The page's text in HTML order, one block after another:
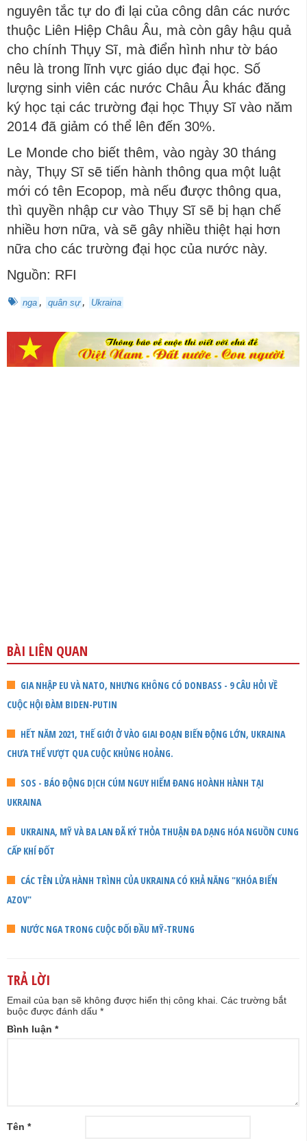
nguyên tắc tự do đi lại của công dân các nước
thuộc Liên Hiệp Châu Âu, mà còn gây hậu quả
cho chính Thụy Sĩ, mà điển hình như tờ báo
nêu là trong lĩnh vực giáo dục đại học. Số
lượng sinh viên các nước Châu Âu khác đăng
ký học tại các trường đại học Thụy Sĩ vào năm
2014 đã giảm có thể lên đến 30%.
Le Monde cho biết thêm, vào ngày 30 tháng
này, Thụy Sĩ sẽ tiến hành thông qua một luật
mới có tên Ecopop, mà nếu được thông qua,
thì quyền nhập cư vào Thụy Sĩ sẽ bị hạn chế
nhiều hơn nữa, và sẽ gây nhiều thiệt hại hơn
nữa cho các trường đại học của nước này.
Nguồn: RFI
nga , quân sự , Ukraina
BÀI LIÊN QUAN
GIA NHẬP EU VÀ NATO, NHƯNG KHÔNG CÓ DONBASS - 9 CÂU HỎI VỀ
CUỘC HỘI ĐÀM BIDEN-PUTIN
HẾT NĂM 2021, THẾ GIỚI Ở VÀO GIAI ĐOẠN BIẾN ĐỘNG LỚN, UKRAINA
CHƯA THỂ VƯỢT QUA CUỘC KHỦNG HOẢNG.
SOS - BÁO ĐỘNG DỊCH CÚM NGUY HIỂM ĐANG HOÀNH HÀNH TẠI
UKRAINA
UKRAINA, MỸ VÀ BA LAN ĐÃ KÝ THỎA THUẬN ĐA DẠNG HÓA NGUỒN CUNG
CẤP KHÍ ĐỐT
CÁC TÊN LỬA HÀNH TRÌNH CỦA UKRAINA CÓ KHẢ NĂNG "KHÓA BIỂN
AZOV"
NƯỚC NGA TRONG CUỘC ĐỐI ĐẦU MỸ-TRUNG
TRẢ LỜI
Email của bạn sẽ không được hiển thị công khai. Các trường bắt
buộc được đánh dấu *
Bình luận *
Tên *